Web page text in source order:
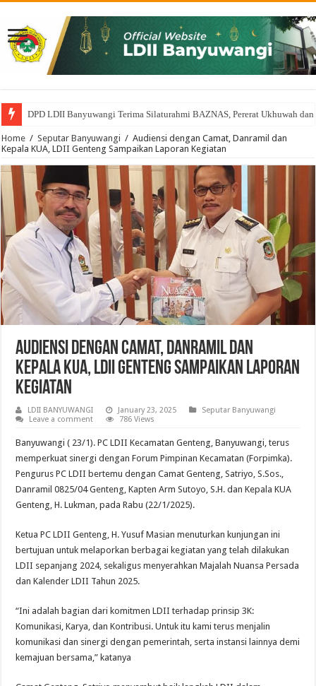
DPD LDII Banyuwangi Terima Silaturahmi BAZNAS, Pererat Ukhuwah dan
Home / Seputar Banyuwangi / Audiensi dengan Camat, Danramil dan
Kepala KUA, LDII Genteng Sampaikan Laporan Kegiatan
Audiensi dengan Camat, Danramil dan
Kepala KUA, LDII Genteng Sampaikan Laporan
Kegiatan
LDII BANYUWANGI January 23, 2025
Seputar Banyuwangi
Leave a comment
786 Views
Banyuwangi ( 23/1). PC LDII Kecamatan Genteng, Banyuwangi, terus
memperkuat sinergi dengan Forum Pimpinan Kecamatan (Forpimka).
Pengurus PC LDII bertemu dengan Camat Genteng, Satriyo, S.Sos.,
Danramil 0825/04 Genteng, Kapten Arm Sutoyo, S.H. dan Kepala KUA
Genteng, H. Lukman, pada Rabu (22/1/2025).
Ketua PC LDII Genteng, H. Yusuf Masian menuturkan kunjungan ini
bertujuan untuk melaporkan berbagai kegiatan yang telah dilakukan
LDII sepanjang 2024, sekaligus menyerahkan Majalah Nuansa Persada
dan Kalender LDII Tahun 2025.
“Ini adalah bagian dari komitmen LDII terhadap prinsip 3K:
Komunikasi, Karya, dan Kontribusi. Untuk itu kami terus menjalin
komunikasi dan sinergi dengan pemerintah, serta instansi lainnya demi
kemajuan bersama,” katanya